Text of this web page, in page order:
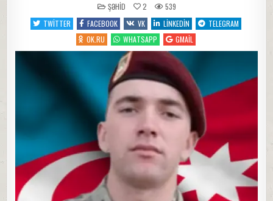
POSTED
IN
ŞƏHID 2
539
TWITTER
FACEBOOK VK LINKEDIN
TELEGRAM
OK.RU
WHATSAPP GMAIL